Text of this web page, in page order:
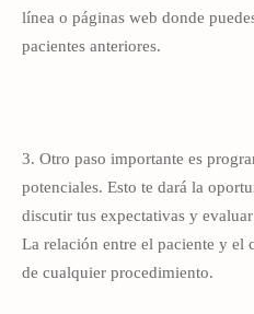
línea o páginas web donde
pacientes anteriores.
3. Otro paso importante es
potenciales. Esto te dará la
discutir tus expectativas y
La relación entre el paciente y el
de cualquier procedimiento.